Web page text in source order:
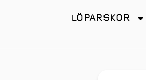
LÖPARSKOR